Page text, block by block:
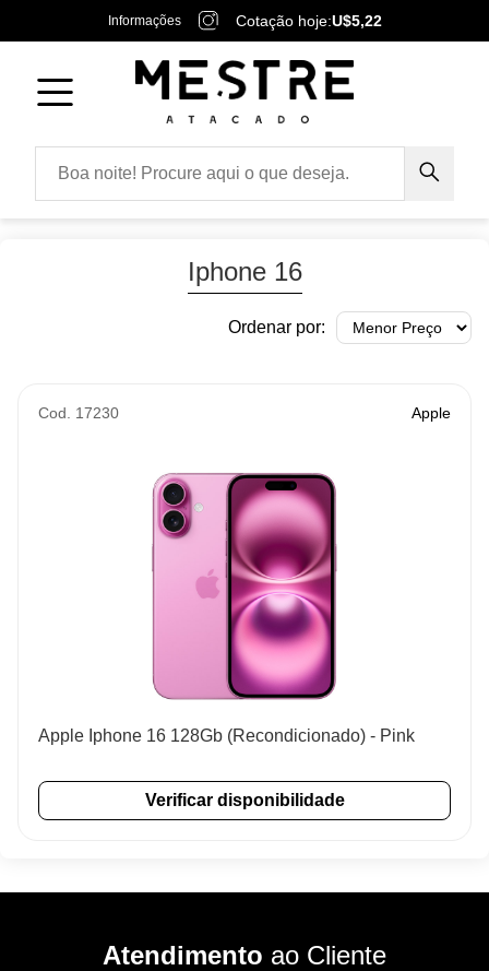
Informações Cotação hoje:U$5,22
Iphone 16
Ordenar por:
Cod. 17230 Apple
Apple Iphone 16 128Gb (Recondicionado) - Pink
Verificar disponibilidade
Atendimento ao Cliente